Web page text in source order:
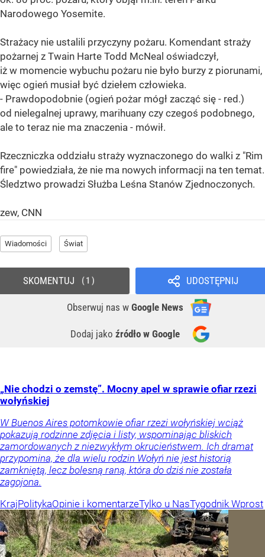
Narodowego Yosemite.
Strażacy nie ustalili przyczyny pożaru. Komendant straży
pożarnej z Twain Harte Todd McNeal oświadczył,
iż w momencie wybuchu pożaru nie było burzy z piorunami,
więc ogień musiał być dziełem człowieka.
- Prawdopodobnie (ogień pożar mógł zacząć się - red.)
od nielegalnej uprawy, marihuany czy czegoś podobnego,
ale to teraz nie ma znaczenia - mówił.
Rzeczniczka oddziału straży wyznaczonego do walki z "Rim
fire" powiedziała, że nie ma nowych informacji na ten temat.
Śledztwo prowadzi Służba Leśna Stanów Zjednoczonych.
zew, CNN
Wiadomości Świat
UDOSTĘPNIJ
Obserwuj nas w Google News
Dodaj jako źródło w Google
SKOMENTUJ 1
„Nie chodzi o zemstę”. Mocny apel w sprawie ofiar rzezi
wołyńskiej
W Buenos Aires potomkowie ofiar rzezi wołyńskiej wciąż
pokazują rodzinne zdjęcia i listy, wspominając bliskich
zamordowanych z niezwykłym okrucieństwem. Ich dramat
przypomina, że dla wielu rodzin Wołyń nie jest historią
zamkniętą, lecz bolesną raną, która do dziś nie została
zagojona.
KrajPolitykaOpinie i komentarzeTylko u NasTygodnik Wprost